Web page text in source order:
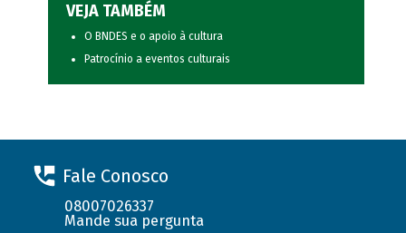
VEJA TAMBÉM
O BNDES e o apoio à cultura
Patrocínio a eventos culturais
Fale Conosco
08007026337
Mande sua pergunta